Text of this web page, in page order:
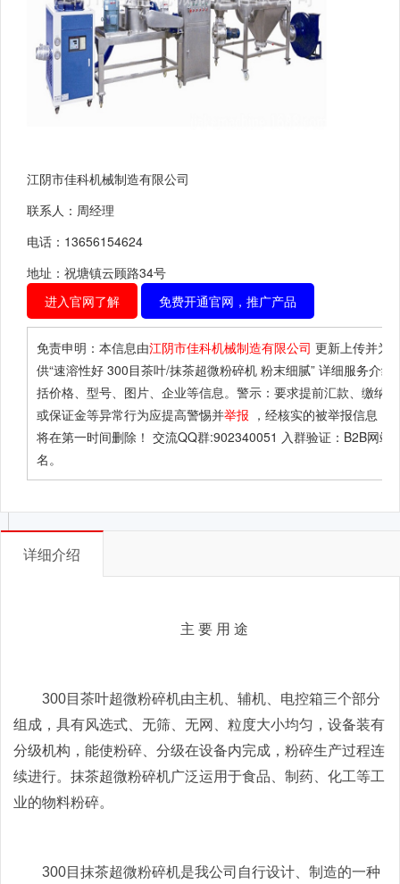
江阴市佳科机械制造有限公司
联系人：周经理
电话：13656154624
地址：祝塘镇云顾路34号
进入官网了解
免费开通官网，推广产品
免责申明：本信息由江阴市佳科机械制造有限公司 更新上传并为
供“速溶性好 300目茶叶/抹茶超微粉碎机 粉末细腻” 详细服务介绍
括价格、型号、图片、企业等信息。警示：要求提前汇款、缴纳
或保证金等异常行为应提高警惕并举报 ，经核实的被举报信息，
将在第一时间删除！ 交流QQ群:902340051 入群验证：B2B网站
名。
详细介绍
主 要 用 途
300目茶叶超微粉碎机由主机、辅机、电控箱三个部分
组成，具有风选式、无筛、无网、粒度大小均匀，设备装有
分级机构，能使粉碎、分级在设备内完成，粉碎生产过程连
续进行。抹茶超微粉碎机广泛运用于食品、制药、化工等工
业的物料粉碎。
300目抹茶超微粉碎机是我公司自行设计、制造的一种